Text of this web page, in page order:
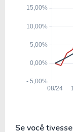
Se você